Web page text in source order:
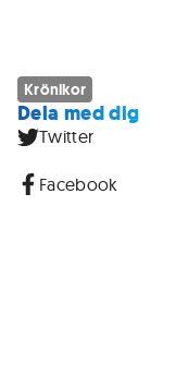
Krönikor
Dela med dig
Twitter
Facebook